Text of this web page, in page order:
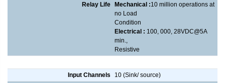
Relay Life Mechanical :10 million operations at
no Load
Condition
Electrical : 100, 000, 28VDC@5A
min.,
Resistive
Input Channels
10 (Sink/ source)